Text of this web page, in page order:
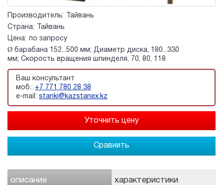
Производитель:
Тайвань
Страна:
Тайвань
Цена:
по запросу
Ø барабана 152...500 мм; Диаметр диска, 180...330
мм; Скорость вращения шпинделя, 70, 80, 118
Ваш консультант
моб.: +7 771 780 28 38
e-mail: stanki@kazstanex.kz
Сравнить
описание характеристики